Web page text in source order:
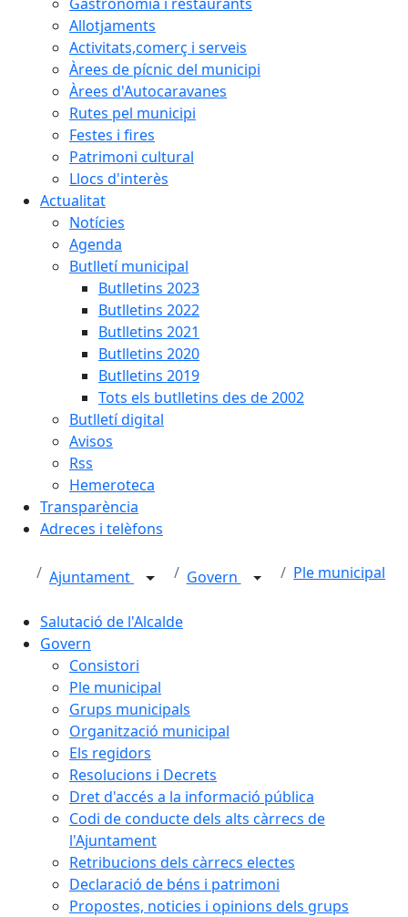
Allotjaments
Activitats,comerç i serveis
Àrees de pícnic del municipi
Àrees d'Autocaravanes
Rutes pel municipi
Festes i fires
Patrimoni cultural
Llocs d'interès
Actualitat
Notícies
Agenda
Butlletí municipal
Butlletins 2023
Butlletins 2022
Butlletins 2021
Butlletins 2020
Butlletins 2019
Tots els butlletins des de 2002
Butlletí digital
Avisos
Rss
Hemeroteca
Transparència
Adreces i telèfons
Ajuntament Govern Ple municipal
Salutació de l'Alcalde
Govern
Consistori
Ple municipal
Grups municipals
Organització municipal
Els regidors
Resolucions i Decrets
Dret d'accés a la informació pública
Codi de conducte dels alts càrrecs de
l'Ajuntament
Retribucions dels càrrecs electes
Declaració de béns i patrimoni
Propostes, noticies i opinions dels grups